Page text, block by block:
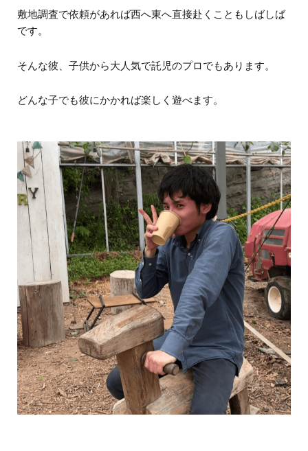
敷地調査で依頼があれば西へ東へ直接赴くこともしばしば
です。
そんな彼、子供から大人気で託児のプロでもあります。
どんな子でも彼にかかれば楽しく遊べます。